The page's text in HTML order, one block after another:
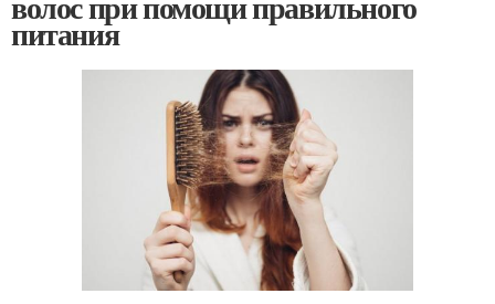
питания